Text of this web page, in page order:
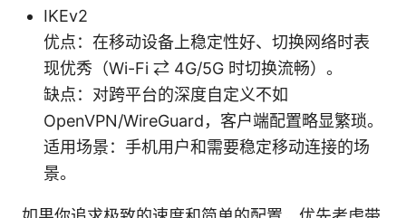
IKEv2
优点：在移动设备上稳定性好、切换网络时表
现优秀（Wi-Fi ⇄ 4G/5G 时切换流畅）。
缺点：对跨平台的深度自定义不如
OpenVPN/WireGuard，客户端配置略显繁琐。
适用场景：手机用户和需要稳定移动连接的场
景。